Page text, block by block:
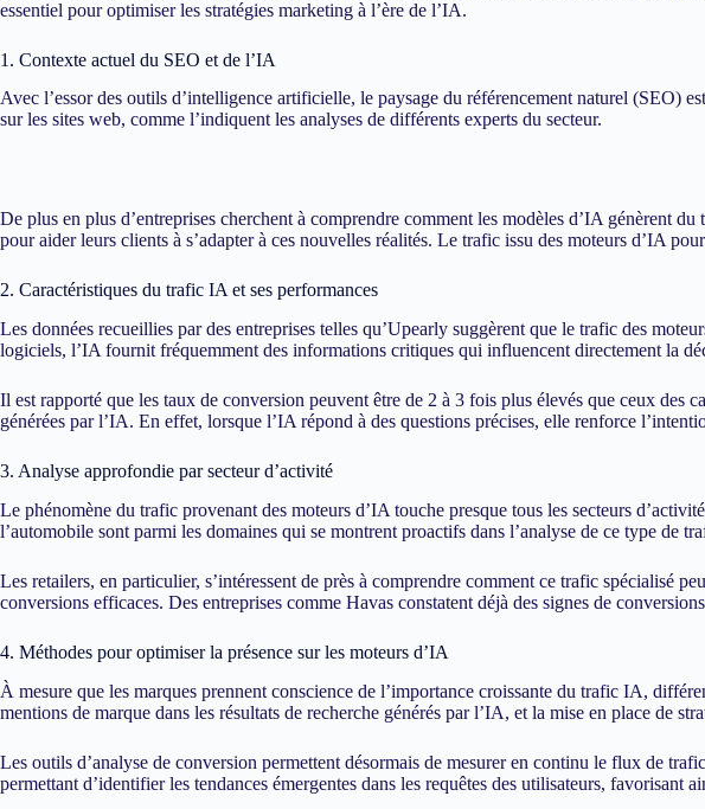
essentiel pour optimiser les stratégies marketing à l’ère de l’IA.
1. Contexte actuel du SEO et de l’IA
Avec l’essor des outils d’intelligence artificielle, le paysage du référencement naturel
sur les sites web, comme l’indiquent les analyses de différents experts du secteur.
De plus en plus d’entreprises cherchent à comprendre comment les modèles d’IA génèrent
pour aider leurs clients à s’adapter à ces nouvelles réalités. Le trafic issu des moteurs d’IA
2. Caractéristiques du trafic IA et ses performances
Les données recueillies par des entreprises telles qu’Upearly suggèrent que le trafic des
logiciels, l’IA fournit fréquemment des informations critiques qui influencent directement la
Il est rapporté que les taux de conversion peuvent être de 2 à 3 fois plus élevés que ceux des
générées par l’IA. En effet, lorsque l’IA répond à des questions précises, elle renforce
3. Analyse approfondie par secteur d’activité
Le phénomène du trafic provenant des moteurs d’IA touche presque tous les secteurs
l’automobile sont parmi les domaines qui se montrent proactifs dans l’analyse de ce type de
Les retailers, en particulier, s’intéressent de près à comprendre comment ce trafic spécialisé
conversions efficaces. Des entreprises comme Havas constatent déjà des signes de
4. Méthodes pour optimiser la présence sur les moteurs d’IA
À mesure que les marques prennent conscience de l’importance croissante du trafic IA,
mentions de marque dans les résultats de recherche générés par l’IA, et la mise en place de
Les outils d’analyse de conversion permettent désormais de mesurer en continu le flux de
permettant d’identifier les tendances émergentes dans les requêtes des utilisateurs, favorisant